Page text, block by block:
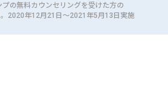
の無料カウンセリングを受けた方の
2020年12月21日〜2021年5月13日実施